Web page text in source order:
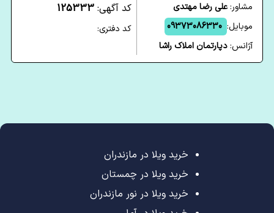
مشاور:علی رضا مهتدی
موبایل: 09373086330
آژانس:دپارتمان املاک راشا
کد آگهی: 125333
کد دفتری:
خرید ویلا در مازندران
خرید ویلا در چمستان
خرید ویلا در نور مازندران